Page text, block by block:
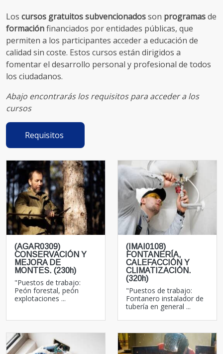
(AGAR0309)
CONSERVACIÓN Y
MEJORA DE
MONTES. (230h)
"Puestos de trabajo:
Peón forestal, peón
explotaciones ...
(IMAI0108)
FONTANERÍA,
CALEFACCIÓN Y
CLIMATIZACIÓN.
(320h)
"Puestos de trabajo:
Fontanero instalador de
tubería en general ...
Los cursos gratuitos subvencionadosson programasde
formaciónfinanciados por entidades públicas, que
permiten a los participantes acceder a educación de
calidad sin coste. Estos cursos están dirigidos a
fomentar el desarrollo personal y profesional de todos
los ciudadanos.
Abajo encontrarás los requisitos para acceder a los
cursos
Requisitos